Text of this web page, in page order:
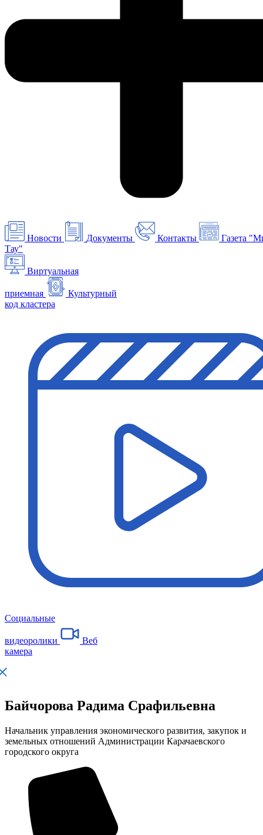
Новости Документы Контакты
Газета
Тау"
Виртуальная
приемная
Культурный
код кластера
Социальные
видеоролики
Веб
камера
Байчорова Радима Срафильевна
Начальник управления экономического развития, закупок и
земельных отношений Администрации Карачаевского
городского округа